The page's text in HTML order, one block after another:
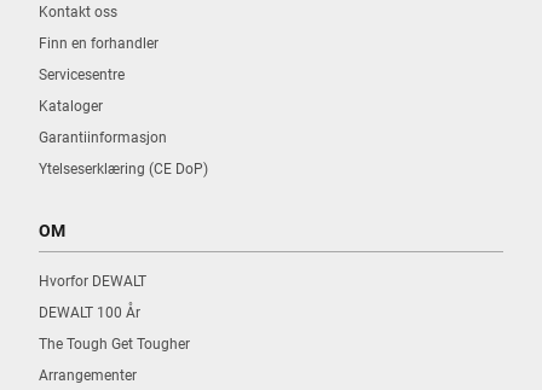
Kontakt oss
Finn en forhandler
Servicesentre
Kataloger
Garantiinformasjon
Ytelseserklæring (CE DoP)
OM
Hvorfor DEWALT
DEWALT 100 År
The Tough Get Tougher
Arrangementer